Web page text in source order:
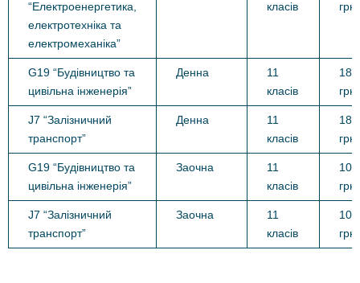
“Електроенергетика,
електротехніка та
електромеханіка”
класів
грн.
G19 “Будівництво та
цивільна інженерія”
Денна
11
класів
18
грн.
J7 “Залізничний
транспорт”
Денна
11
класів
18
грн.
G19 “Будівництво та
цивільна інженерія”
Заочна
11
класів
10
грн.
J7 “Залізничний
транспорт”
Заочна
11
класів
10
грн.